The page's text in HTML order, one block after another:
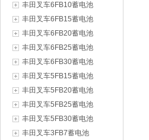
丰田叉车6FB10蓄电池
丰田叉车6FB15蓄电池
丰田叉车6FB20蓄电池
丰田叉车6FB25蓄电池
丰田叉车6FB30蓄电池
丰田叉车5FB15蓄电池
丰田叉车5FB20蓄电池
丰田叉车5FB25蓄电池
丰田叉车5FB30蓄电池
丰田叉车3FB7蓄电池